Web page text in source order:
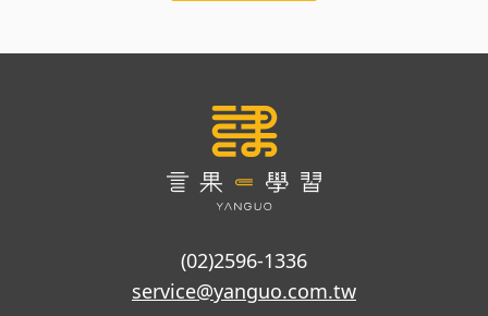
(02)2596-1336
service@yanguo.com.tw